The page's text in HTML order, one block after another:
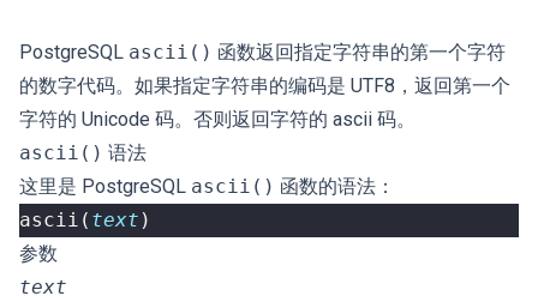
PostgreSQL ascii() 函数返回指定字符串的第一个字符
的数字代码。如果指定字符串的编码是 UTF8，返回第一个
字符的 Unicode 码。否则返回字符的 ascii 码。
ascii() 语法
这里是 PostgreSQL ascii() 函数的语法：
ascii ( text )
参数
text